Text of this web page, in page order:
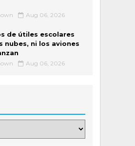
Aug 06, 2026
de útiles escolares
nubes, ni los aviones
Aug 06, 2026